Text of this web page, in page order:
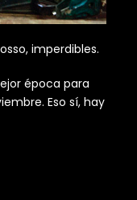
imperdibles.
época para
Eso sí, hay